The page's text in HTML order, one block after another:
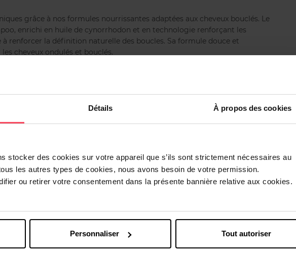
Détails À propos des cookies
stocker des cookies sur votre appareil que s’ils sont strictement nécessaires au
les autres types de cookies, nous avons besoin de votre permission.
ou retirer votre consentement dans la présente bannière relative aux cookies.
Personnaliser Tout autoriser
grâce à nos formules nourrissantes adaptées aux cheveux bouclés. Le
enrichi en huile de cynorrhodon et en technologie renforçant les
renforcer la définition naturelle des boucles. Sa formule douce et
cheveux ondulés et bouclés.
Massez puis rincez soigneusement. Utilisez ensuite le Dream Curls
Vous aimerez peut-être